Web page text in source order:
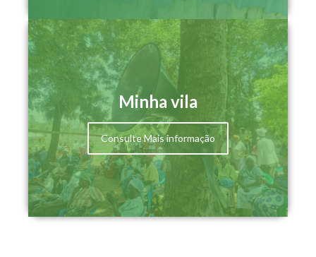
Minha vila
Consulte Mais informação